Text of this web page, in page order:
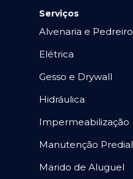
Serviços
Alvenaria e Pedreiro
Elétrica
Gesso e Drywall
Hidráulica
Impermeabilização
Manutenção Predial
Marido de Aluguel